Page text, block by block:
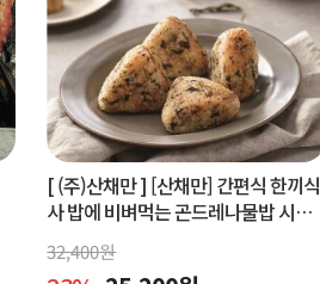
[ (주)산채만 ] [산채만] 간편식 한끼식
사 밥에 비벼먹는 곤드레나물밥 시래
기비빔밥 비빔소스 비벼요 80g 9봉
32,400원